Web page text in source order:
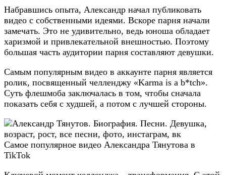
Набравшись опыта, Александр начал публиковать
видео с собственными идеями. Вскоре парня начали
замечать. Это не удивительно, ведь юноша обладает
харизмой и привлекательной внешностью. Поэтому
большая часть аудитории парня составляют девушки.
Самым популярным видео в аккаунте парня является
ролик, посвященный челленджу «Karma is a b*tch».
Суть флешмоба заключалась в том, чтобы сначала
показать себя с худшей, а потом с лучшей стороны.
Самое популярное видео Александра Тянутова в
TikTok